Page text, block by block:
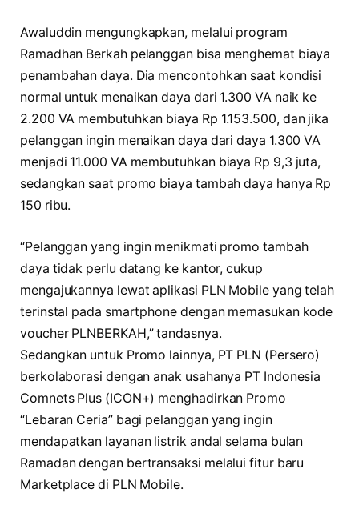
Awaluddin mengungkapkan, melalui program
Ramadhan Berkah pelanggan bisa menghemat biaya
penambahan daya. Dia mencontohkan saat kondisi
normal untuk menaikan daya dari 1.300 VA naik ke
2.200 VA membutuhkan biaya Rp 1.153.500, dan jika
pelanggan ingin menaikan daya dari daya 1.300 VA
menjadi 11.000 VA membutuhkan biaya Rp 9,3 juta,
sedangkan saat promo biaya tambah daya hanya Rp
150 ribu.
“Pelanggan yang ingin menikmati promo tambah
daya tidak perlu datang ke kantor, cukup
mengajukannya lewat aplikasi PLN Mobile yang telah
terinstal pada smartphone dengan memasukan kode
voucher PLNBERKAH,” tandasnya.
Sedangkan untuk Promo lainnya, PT PLN (Persero)
berkolaborasi dengan anak usahanya PT Indonesia
Comnets Plus (ICON+) menghadirkan Promo
“Lebaran Ceria” bagi pelanggan yang ingin
mendapatkan layanan listrik andal selama bulan
Ramadan dengan bertransaksi melalui fitur baru
Marketplace di PLN Mobile.